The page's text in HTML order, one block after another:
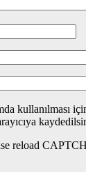
kullanılması
reload